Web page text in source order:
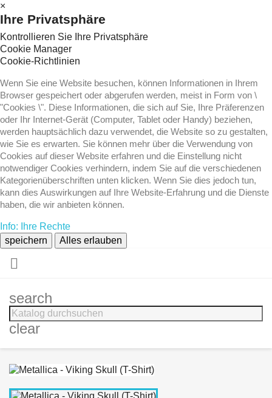
×
Ihre Privatsphäre
Kontrollieren Sie Ihre Privatsphäre
Cookie Manager
Cookie-Richtlinien
Wenn Sie eine Website besuchen, können Informationen in Ihrem
Browser gespeichert oder abgerufen werden, meist in Form von \
"Cookies \". Diese Informationen, die sich auf Sie, Ihre Präferenzen
oder Ihr Internet-Gerät (Computer, Tablet oder Handy) beziehen,
werden hauptsächlich dazu verwendet, die Website so zu gestalten,
wie Sie es erwarten. Sie können mehr über die Verwendung von
Cookies auf dieser Website erfahren und die Einstellung nicht
notwendiger Cookies verhindern, indem Sie auf die verschiedenen
Kategorienüberschriften unten klicken. Wenn Sie dies jedoch tun,
kann dies Auswirkungen auf Ihre Website-Erfahrung und die Dienste
haben, die wir anbieten können.
Info: Ihre Rechte
speichern
Alles erlauben

search
clear